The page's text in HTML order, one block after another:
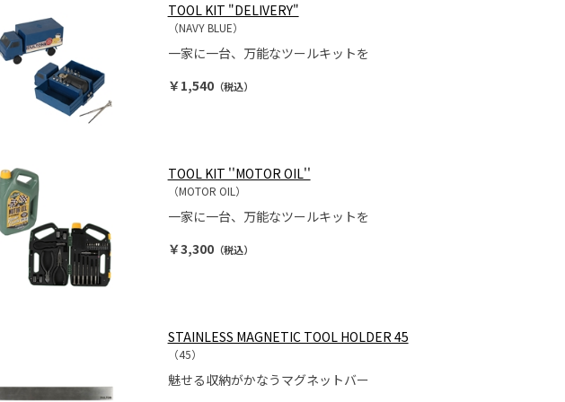
TOOL KIT "DELIVERY"
（NAVY BLUE）
一家に一台、万能なツールキットを
￥1,540（税込）
TOOL KIT ''MOTOR OIL''
（MOTOR OIL）
一家に一台、万能なツールキットを
￥3,300（税込）
STAINLESS MAGNETIC TOOL HOLDER 45
（45）
魅せる収納がかなうマグネットバー